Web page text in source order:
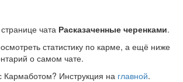
чата Расказаченные черенками.
статистику по карме, а ещё ниже
о самом чате.
Кармаботом? Инструкция на главной.